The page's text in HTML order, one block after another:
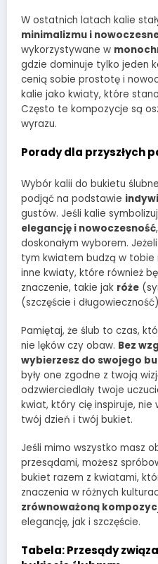
W ostatnich latach kalie
minimalizmu i
wykorzystywane w
gdzie dominuje tylko jeden
cenią sobie prostotę i
kalie jako kwiaty, które
Często te kompozycje są
wyrazu.
Porady dla przyszłych
Wybór kalii do bukietu
podjąć na podstawie
gustów. Jeśli kalie
elegancję i nowoczesność
doskonałym wyborem.
tym kwiatem budzą w tobie
inne kwiaty, które również
znaczenie, takie jak róże
(szczęście i
Pamiętaj, że ślub to czas,
nie lęków czy obaw. Bez
wybierzesz do swojego
były one zgodne z twoją
odzwierciedlały twoje
kwiat, który cię inspiruje,
twój dzień i twój bukiet.
Jeśli mimo wszystko masz
przesądami, możesz
bukiet razem z kwiatami,
znaczenia w różnych
zrównoważoną
elegancję, jak i szczęście.
Tabela: Przesądy